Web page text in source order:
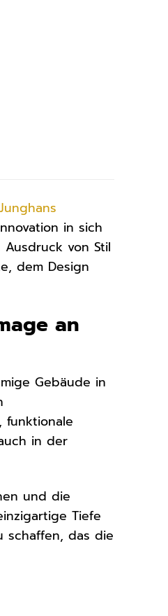
Junghans
in sich
von Stil
dem Design
an
Gebäude in
funktionale
in der
und die
Tiefe
schaffen, das die